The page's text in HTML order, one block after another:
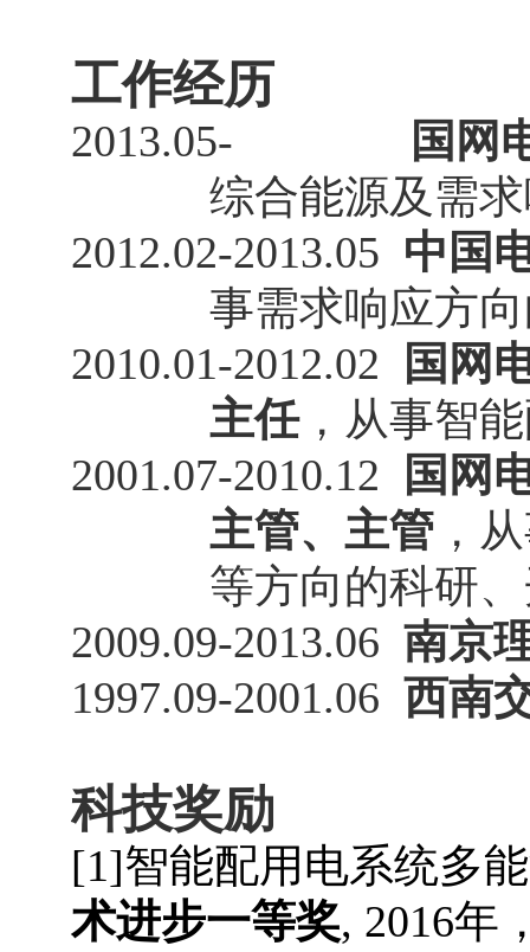
工作经历
2013.05-
国网电
综合能源及需
2012.02-2013.05 中国
事需求响应方
2010.01-2012.02
国网
主任，从事智
2001.07-2010.12
国网
主管、主管 ，
等方向的科研
2009.09-2013.06 南京
1997.09-2001.06 西南
科技奖励
[1]智能配用电系统多
术进步一等奖, 2016年